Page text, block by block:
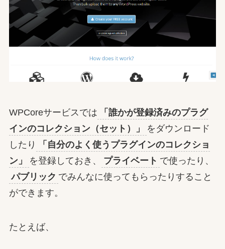
WPCoreサービスでは
「誰かが登録済みのプラグ
インのコレクション（セット）」
をダウンロード
したり
「自分のよく使うプラグインのコレクショ
ン」
を登録しておき、 プライベート で使ったり、
パブリック でみんなに使ってもらったりすること
ができます。
たとえば、